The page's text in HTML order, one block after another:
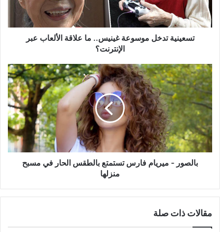
الألعاب
عبر
الإنترنت؟
تسعينية تدخل موسوعة غينيس.. ما علاقة الألعاب عبر
الإنترنت؟
بالصور
ميريام
فارس
تستمتع
بالطقس
الحار
في
مسبح
منزلهابالصور - ميريام فارس تستمتع بالطقس الحار في مسبح
منزلها
مقالات ذات صلة